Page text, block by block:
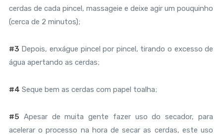
cerdas de cada pincel, massageie e deixe agir um pouquinho
(cerca de 2 minutos);
#3 Depois, enxágue pincel por pincel, tirando o excesso de
água apertando as cerdas;
#4 Seque bem as cerdas com papel toalha;
#5 Apesar de muita gente fazer uso do secador, para
acelerar o processo na hora de secar as cerdas, este uso